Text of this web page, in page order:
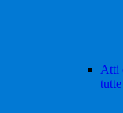
Atti